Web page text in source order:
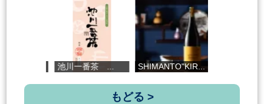
池川一番茶 ... SHIMANTO"KIR... 紅茶
もどる >